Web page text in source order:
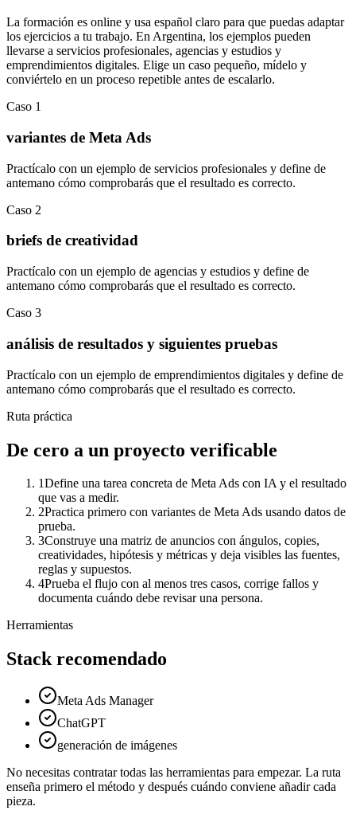
La formación es online y usa español claro para que puedas adaptar
los ejercicios a tu trabajo. En Argentina, los ejemplos pueden
llevarse a servicios profesionales, agencias y estudios y
emprendimientos digitales. Elige un caso pequeño, mídelo y
conviértelo en un proceso repetible antes de escalarlo.
Caso 1
variantes de Meta Ads
Practícalo con un ejemplo de servicios profesionales y define de
antemano cómo comprobarás que el resultado es correcto.
Caso 2
briefs de creatividad
Practícalo con un ejemplo de agencias y estudios y define de
antemano cómo comprobarás que el resultado es correcto.
Caso 3
análisis de resultados y siguientes pruebas
Practícalo con un ejemplo de emprendimientos digitales y define de
antemano cómo comprobarás que el resultado es correcto.
Ruta práctica
De cero a un proyecto verificable
1Define una tarea concreta de Meta Ads con IA y el resultado
que vas a medir.
2Practica primero con variantes de Meta Ads usando datos de
prueba.
3Construye una matriz de anuncios con ángulos, copies,
creatividades, hipótesis y métricas y deja visibles las fuentes,
reglas y supuestos.
4Prueba el flujo con al menos tres casos, corrige fallos y
documenta cuándo debe revisar una persona.
Herramientas
Stack recomendado
Meta Ads Manager
ChatGPT
generación de imágenes
No necesitas contratar todas las herramientas para empezar. La ruta
enseña primero el método y después cuándo conviene añadir cada
pieza.